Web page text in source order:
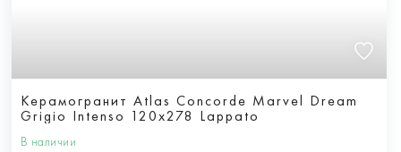
Керамогранит Atlas Concorde Marvel Dream
Grigio Intenso 120x278 Lappato
В наличии